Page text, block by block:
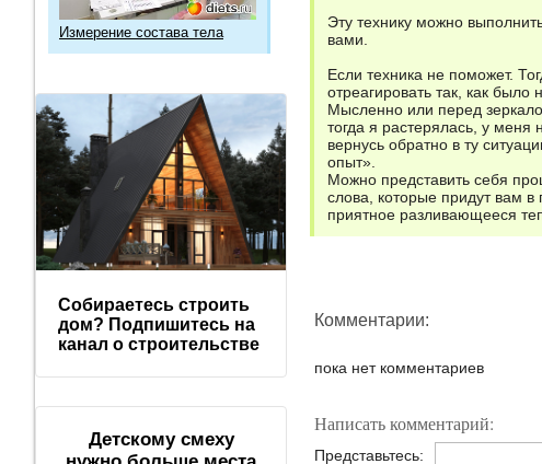
Эту технику можно
вами.
Если техника не поможет.
отреагировать так, как было
Мысленно или перед
тогда я растерялась, у
вернусь обратно в ту
опыт».
Можно представить себя
слова, которые придут вам в
приятное разливающееся
Комментарии:
пока нет комментариев
Написать комментарий:
Представьтесь:
Измерение состава тела
Собираетесь строить
дом? Подпишитесь на
канал о строительстве
Детскому смеху